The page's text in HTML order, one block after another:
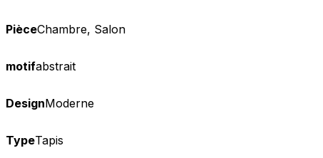
PièceChambre, Salon
motifabstrait
DesignModerne
TypeTapis